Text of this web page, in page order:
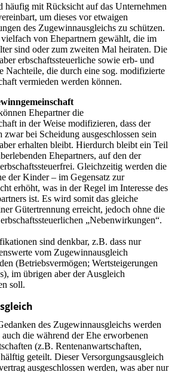
häufig mit Rücksicht auf das Unternehmen
um dieses vor etwaigen
des Zugewinnausgleichs zu schützen.
von Ehepartnern gewählt, die im
sind oder zum zweiten Mal heiraten. Die
erbschaftssteuerliche sowie erb- und
Nachteile, die durch eine sog. modifizierte
vermieden werden können.
Ehepartner die
in der Weise modifizieren, dass der
bei Scheidung ausgeschlossen sein
erhalten bleibt. Hierdurch bleibt ein Teil
Ehepartners, auf den der
Gleichzeitig werden die
der Kinder – im Gegensatz zur
erhöht, was in der Regel im Interesse des
ist. Es wird somit das gleiche
Gütertrennung erreicht, jedoch ohne die
„Nebenwirkungen“.
sind denkbar, z.B. dass nur
vom Zugewinnausgleich
(Betriebsvermögen; Wertsteigerungen
im übrigen aber der Ausgleich
soll.
des Zugewinnausgleichs werden
die während der Ehe erworbenen
(z.B. Renten­anwart­schaften,
geteilt. Dieser Versorgungsausgleich
ausgeschlossen werden, was aber nur